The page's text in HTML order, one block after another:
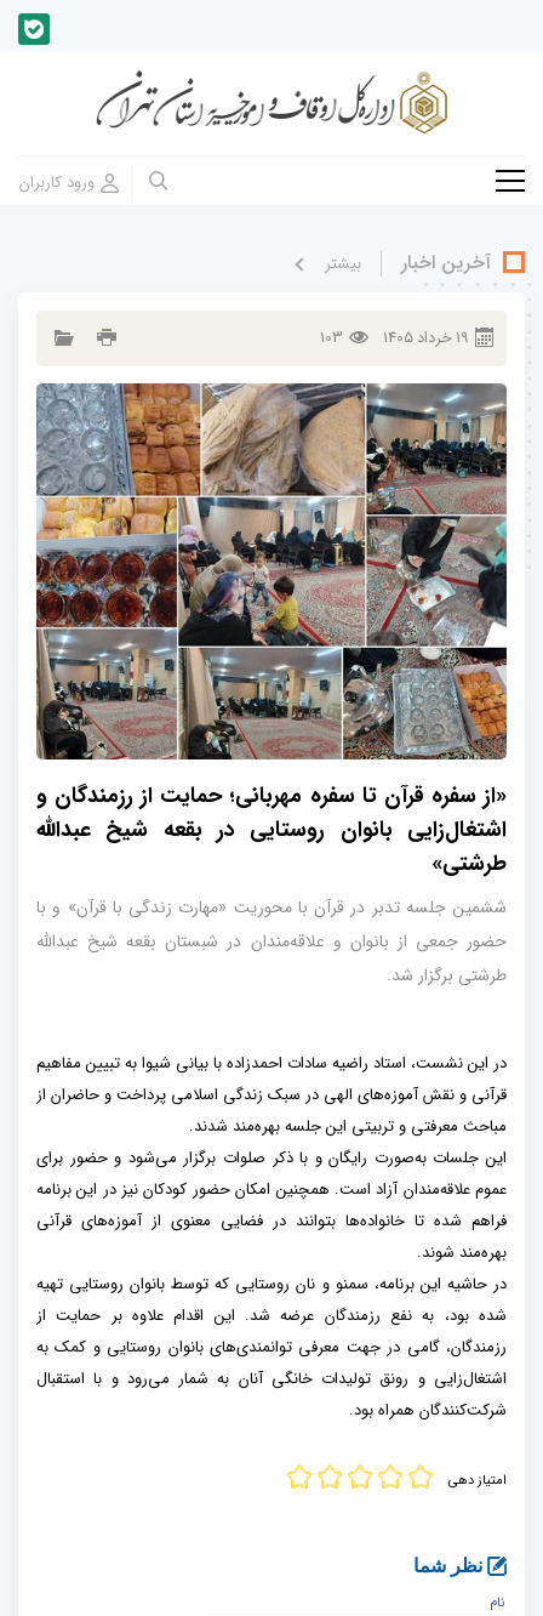
آخرین اخبار بيشتر
19خرداد1405
103
«از سفره قرآن تا سفره مهربانی؛ حمایت از رزمندگان و
اشتغال‌زایی بانوان روستایی در بقعه شیخ عبدالله
طرشتی»
ششمین جلسه تدبر در قرآن با محوریت «مهارت زندگی با قرآن» و با
حضور جمعی از بانوان و علاقه‌مندان در شبستان بقعه شیخ عبدالله
طرشتی برگزار شد.
در این نشست، استاد راضیه سادات احمدزاده با بیانی شیوا به تبیین مفاهیم
قرآنی و نقش آموزه‌های الهی در سبک زندگی اسلامی پرداخت و حاضران از
مباحث معرفتی و تربیتی این جلسه بهره‌مند شدند.
این جلسات به‌صورت رایگان و با ذکر صلوات برگزار می‌شود و حضور برای
عموم علاقه‌مندان آزاد است. همچنین امکان حضور کودکان نیز در این برنامه
فراهم شده تا خانواده‌ها بتوانند در فضایی معنوی از آموزه‌های قرآنی
بهره‌مند شوند.
در حاشیه این برنامه، سمنو و نان روستایی که توسط بانوان روستایی تهیه
شده بود، به نفع رزمندگان عرضه شد. این اقدام علاوه بر حمایت از
رزمندگان، گامی در جهت معرفی توانمندی‌های بانوان روستایی و کمک به
اشتغال‌زایی و رونق تولیدات خانگی آنان به شمار می‌رود و با استقبال
شرکت‌کنندگان همراه بود.
امتیاز دهی
نظر شما
نام